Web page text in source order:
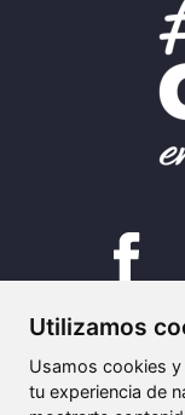
Utilizamos
Usamos cookies
tu experiencia de
©2024 -